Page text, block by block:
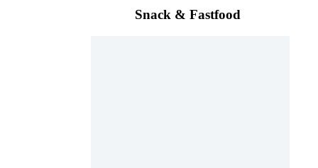
Snack & Fastfood